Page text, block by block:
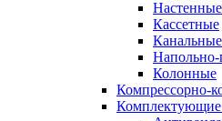
Настенные
Кассетные
Канальные
Колонные
Компрессорно-